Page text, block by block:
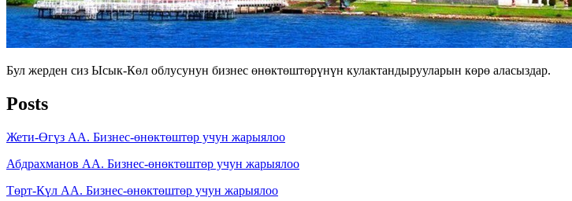
Бул жерден сиз Ысык-Көл облусунун бизнес өнөктөштөрүнүн кулактандырууларын көрө аласыздар.
Posts
Жети-Өгүз АА. Бизнес-өнөктөштөр учун жарыялоо
Абдрахманов АА. Бизнес-өнөктөштөр учун жарыялоо
Төрт-Күл АА. Бизнес-өнөктөштөр учун жарыялоо